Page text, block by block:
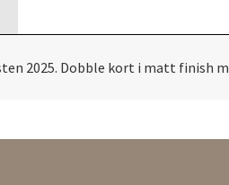
2025. Dobble kort i matt finish